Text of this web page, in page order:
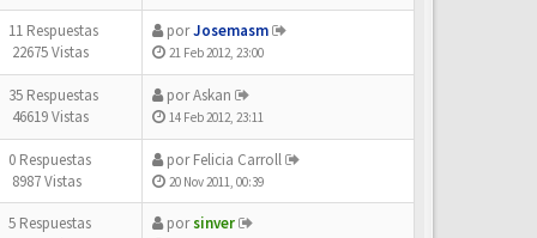
11 Respuestas
22675 Vistas
porJosemasm
21 Feb 2012, 23:00
35 Respuestas
46619 Vistas
porAskan
14 Feb 2012, 23:11
0 Respuestas
8987 Vistas
porFelicia Carroll
20 Nov 2011, 00:39
5 Respuestas
porsinver